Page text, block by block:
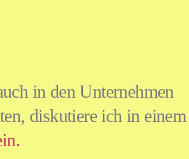
in den Unternehmen
diskutiere ich in einem